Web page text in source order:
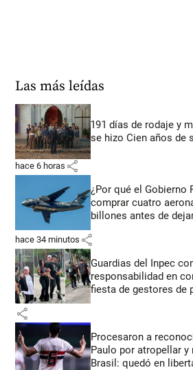
Las más leídas
191 días de rodaje y
se hizo Cien años de
hace 6 horas share
¿Por qué el Gobierno
comprar cuatro
billones antes de
hace 34 minutos share
Guardias del Inpec
responsabilidad en
fiesta de gestores de
share
Procesaron a
Paulo por atropellar y
Brasil: quedó en